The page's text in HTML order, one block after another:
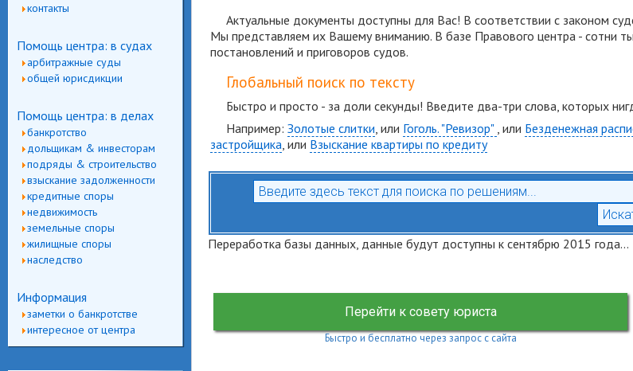
контакты
Помощь центра: в судах
арбитражные суды
общей юрисдикции
Помощь центра: в делах
банкротство
дольщикам & инвесторам
подряды & строительство
взыскание задолженности
кредитные споры
недвижимость
земельные споры
жилищные споры
наследство
Информация
заметки о банкротстве
интересное от центра
Актуальные документы доступны для Вас! В соответствии с законом
Мы представляем их Вашему вниманию. В базе Правового центра - сотни
постановлений и приговоров судов.
Глобальный поиск по тексту
Быстро и просто - за доли секунды! Введите два-три слова, которых
Например: Золотые слитки, или Гоголь. "Ревизор" , или Безденежная
застройщика, или Взыскание квартиры по кредиту
Переработка базы данных, данные будут доступны к сентябрю 2015 года...
Перейти к совету юриста
Быстро и бесплатно через запрос с сайта